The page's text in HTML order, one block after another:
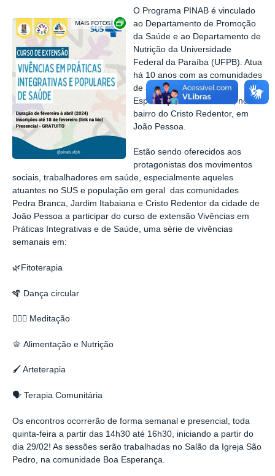
Exibir carrossel de imagens
O Programa PINAB é vinculado
ao Departamento de Promoção
da Saúde e ao Departamento de
Nutrição da Universidade
Federal da Paraíba (UFPB). Atua
há 10 anos com as comunidades
de Jardim Itabaiana, Boa
Esperança, Pedra Branca, no
bairro do Cristo Redentor, em
João Pessoa.
Estão sendo oferecidos aos
protagonistas dos movimentos
sociais, trabalhadores em saúde, especialmente aqueles
atuantes no SUS e população em geral das comunidades
Pedra Branca, Jardim Itabaiana e Cristo Redentor da cidade de
João Pessoa a participar do curso de extensão Vivências em
Práticas Integrativas e de Saúde, uma série de vivências
semanais em:
🌿Fitoterapia
🪇 Dança circular
🧎🏾‍♀️ Meditação
🫑 Alimentação e Nutrição
🖌️ Arteterapia
🗣️ Terapia Comunitária
Os encontros ocorrerão de forma semanal e presencial, toda
quinta-feira a partir das 14h30 até 16h30, iniciando a partir do
dia 29/02! As sessões serão trabalhadas no Salão da Igreja São
Pedro, na comunidade Boa Esperança.